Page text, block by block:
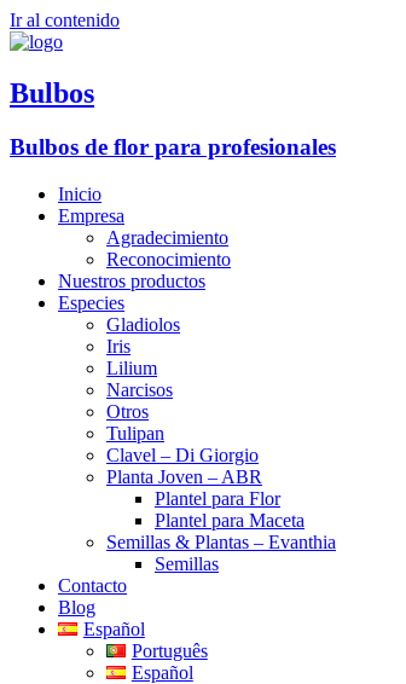
Ir al contenido
Bulbos
Bulbos de flor para profesionales
Inicio
Empresa
Agradecimiento
Reconocimiento
Nuestros productos
Especies
Gladiolos
Iris
Lilium
Narcisos
Otros
Tulipan
Clavel – Di Giorgio
Planta Joven – ABR
Plantel para Flor
Plantel para Maceta
Semillas & Plantas – Evanthia
Semillas
Contacto
Blog
Español
Português
Español